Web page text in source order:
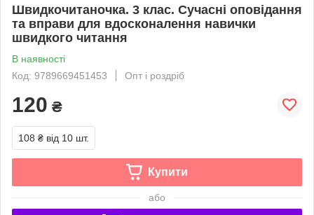
Швидкочитаночка. 3 клас. Сучасні оповідання
та вправи для вдосконалення навички
швидкого читання
В наявності
Код: 9789669451453
Опт і роздріб
120 ₴
108 ₴ від 10 шт.
Купити
або